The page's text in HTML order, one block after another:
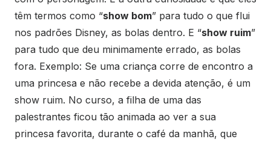
têm termos como “show bom” para tudo o que flui
nos padrões Disney, as bolas dentro. E “show ruim”
para tudo que deu minimamente errado, as bolas
fora. Exemplo: Se uma criança corre de encontro a
uma princesa e não recebe a devida atenção, é um
show ruim. No curso, a filha de uma das
palestrantes ficou tão animada ao ver a sua
princesa favorita, durante o café da manhã, que